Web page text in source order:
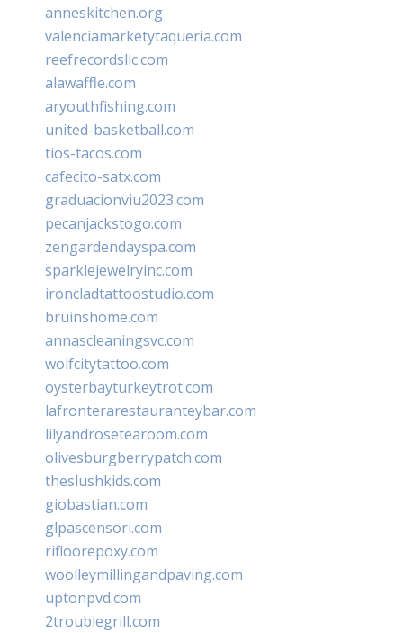
anneskitchen.org
valenciamarketytaqueria.com
reefrecordsllc.com
alawaffle.com
aryouthfishing.com
united-basketball.com
tios-tacos.com
cafecito-satx.com
graduacionviu2023.com
pecanjackstogo.com
zengardendayspa.com
sparklejewelryinc.com
ironcladtattoostudio.com
bruinshome.com
annascleaningsvc.com
wolfcitytattoo.com
oysterbayturkeytrot.com
lafronterarestauranteybar.com
lilyandrosetearoom.com
olivesburgberrypatch.com
theslushkids.com
giobastian.com
glpascensori.com
rifloorepoxy.com
woolleymillingandpaving.com
uptonpvd.com
2troublegrill.com